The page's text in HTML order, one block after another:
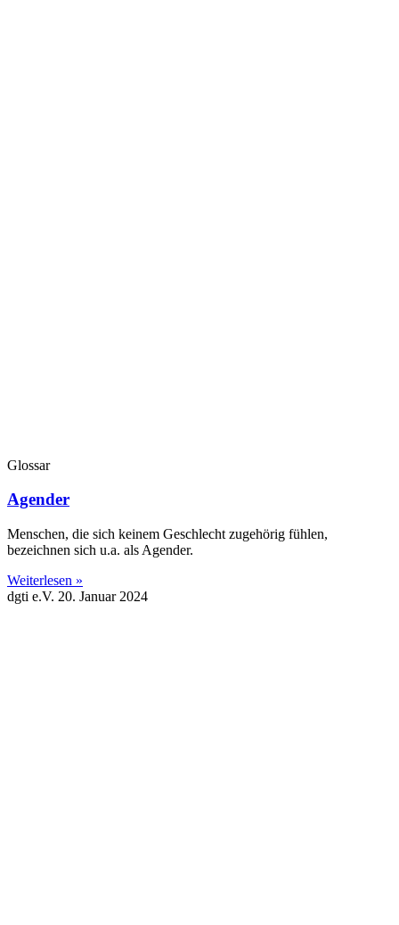
Glossar
Agender
Menschen, die sich keinem Geschlecht zugehörig fühlen,
bezeichnen sich u.a. als Agender.
Weiterlesen »
dgti e.V. 20. Januar 2024